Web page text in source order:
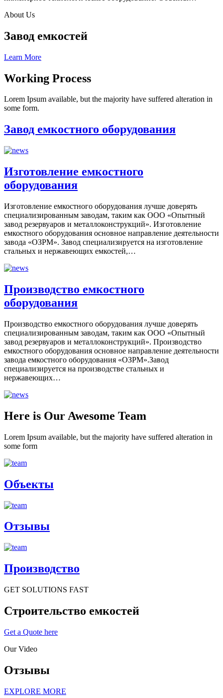
About Us
Завод емкостей
Learn More
Working Process
Lorem Ipsum available, but the majority have suffered alteration in
some form.
Завод емкостного оборудования
Изготовление емкостного
оборудования
Изготовление емкостного оборудования лучше доверять
специализированным заводам, таким как ООО «Опытный
завод резервуаров и металлоконструкций». Изготовление
емкостного оборудования основное направление деятельности
завода «ОЗРМ». Завод специализируется на изготовление
стальных и нержавеющих емкостей,…
Производство емкостного
оборудования
Производство емкостного оборудования лучше доверять
специализированным заводам, таким как ООО «Опытный
завод резервуаров и металлоконструкций». Производство
емкостного оборудования основное направление деятельности
завода емкостного оборудования «ОЗРМ».Завод
специализируется на производстве стальных и
нержавеющих…
Here is Our Awesome Team
Lorem Ipsum available, but the majority have suffered alteration in
some form
Объекты
Отзывы
Производство
GET SOLUTIONS FAST
Строительство емкостей
Get a Quote here
Our Video
Отзывы
EXPLORE MORE